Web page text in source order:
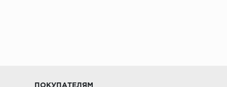
ПОКУПАТЕЛЯМ